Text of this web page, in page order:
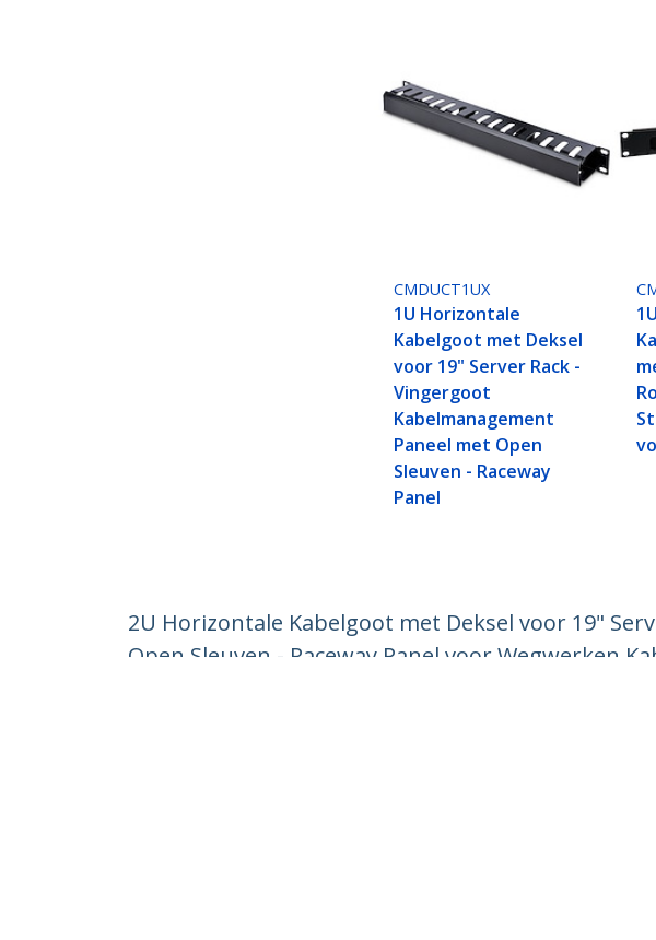
CMDUCT1UX
1U Horizontale
Kabelgoot met Deksel
voor 19" Server Rack -
Vingergoot
Kabelmanagement
Paneel met Open
Sleuven - Raceway
Panel
2U Horizontale Kabelgoot met Deksel voor 19"
Open Sleuven - Raceway Panel voor Wegwerken